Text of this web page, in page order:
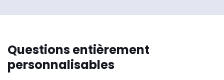
Questions entièrement
personnalisables